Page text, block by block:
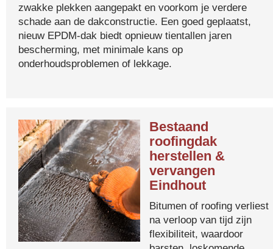
zwakke plekken aangepakt en voorkom je verdere
schade aan de dakconstructie. Een goed geplaatst,
nieuw EPDM-dak biedt opnieuw tientallen jaren
bescherming, met minimale kans op
onderhoudsproblemen of lekkage.
Bestaand
roofingdak
herstellen &
vervangen
Eindhout
Bitumen of roofing verliest
na verloop van tijd zijn
flexibiliteit, waardoor